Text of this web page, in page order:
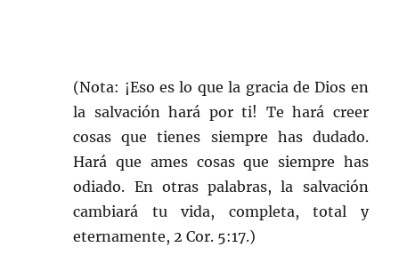
(Nota: ¡Eso es lo que la gracia de Dios en
la salvación hará por ti! Te hará creer
cosas que tienes siempre has dudado.
Hará que ames cosas que siempre has
odiado. En otras palabras, la salvación
cambiará tu vida, completa, total y
eternamente, 2 Cor. 5:17.)